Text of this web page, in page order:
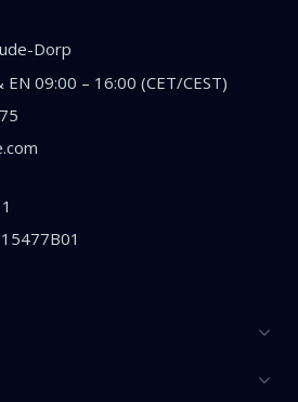
Dorp
09:00 – 16:00 (CET/CEST)